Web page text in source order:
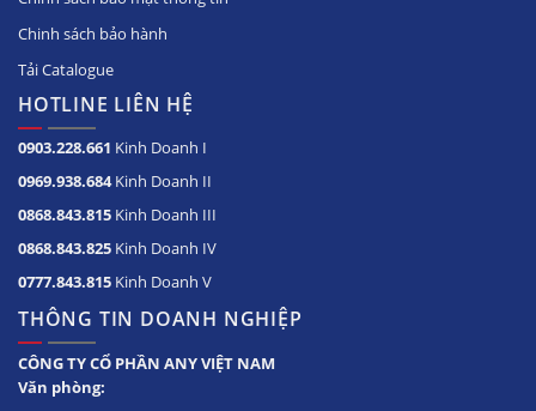
Chinh sách bảo hành
Tải Catalogue
HOTLINE LIÊN HỆ
0903.228.661 Kinh Doanh I
0969.938.684Kinh Doanh II
0868.843.815 Kinh Doanh III
0868.843.825 Kinh Doanh IV
0777.843.815 Kinh Doanh V
THÔNG TIN DOANH NGHIỆP
CÔNG TY CỔ PHẦN ANY VIỆT NAM
Văn phòng: